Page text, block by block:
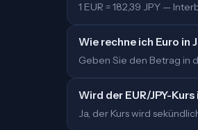
1 EUR = 182,39 JPY —
Wie rechne ich Euro in
Geben Sie den Betrag in
Wird der EUR/JPY-
Ja, der Kurs wird